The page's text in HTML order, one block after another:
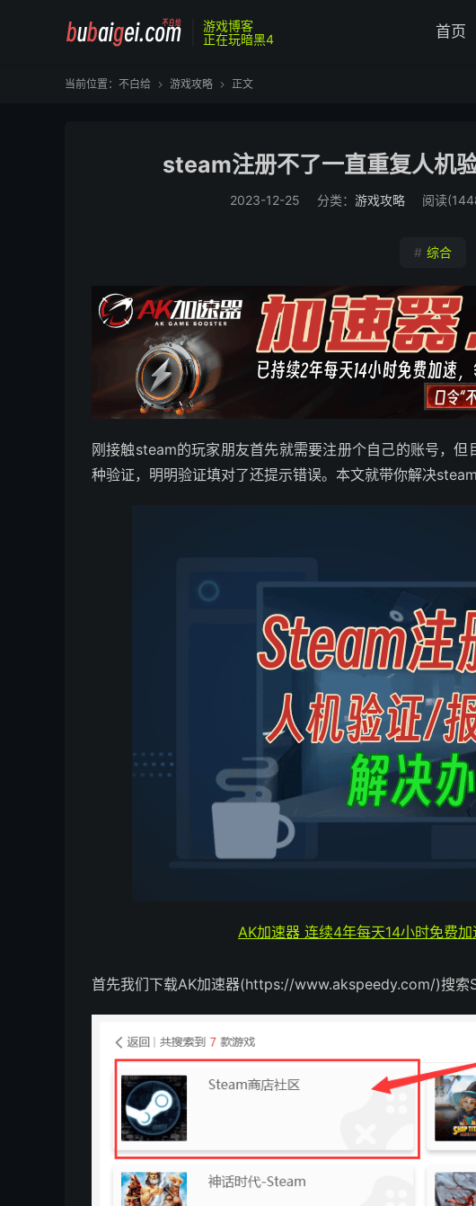
游戏博客
正在玩暗黑4
首页
当前位置： 不白给  游戏攻略  正文
steam注册不了一直重复人机
2023-12-25 分类： 游戏攻略 阅读(
# 综合
刚接触steam的玩家朋友首先就需要注册个自己的账号，
种验证，明明验证填对了还提示错误。本文就带你解决
AK加速器 连续4年每天14小时免费
首先我们下载AK加速器(https://www.akspeedy.com/)搜索